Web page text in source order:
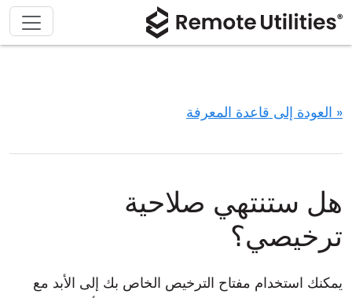
« العودة إلى قاعدة المعرفة
هل ستنتهي صلاحية
ترخيصي؟
يمكنك استخدام مفتاح الترخيص الخاص بك إلى الأبد مع